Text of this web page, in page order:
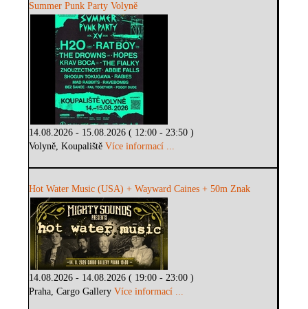
Summer Punk Party Volyně
14.08.2026 - 15.08.2026 ( 12:00 - 23:50 )
Volyně, KoupalištěVíce informací ...
Hot Water Music (USA) + Wayward Caines + 50m Znak
14.08.2026 - 14.08.2026 ( 19:00 - 23:00 )
Praha, Cargo GalleryVíce informací ...